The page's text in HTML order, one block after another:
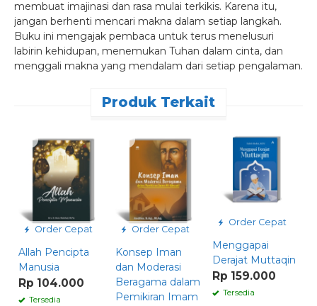
membuat imajinasi dan rasa mulai terkikis. Karena itu,
jangan berhenti mencari makna dalam setiap langkah.
Buku ini mengajak pembaca untuk terus menelusuri
labirin kehidupan, menemukan Tuhan dalam cinta, dan
menggali makna yang mendalam dari setiap pengalaman.
Produk Terkait
Order Cepat
Allah Pencipta
Manusia
Rp 104.000
Tersedia
Order Cepat
Konsep Iman
dan Moderasi
Beragama dalam
Pemikiran Imam
Order Cepat
Menggapai
Derajat Muttaqin
Rp 159.000
Tersedia